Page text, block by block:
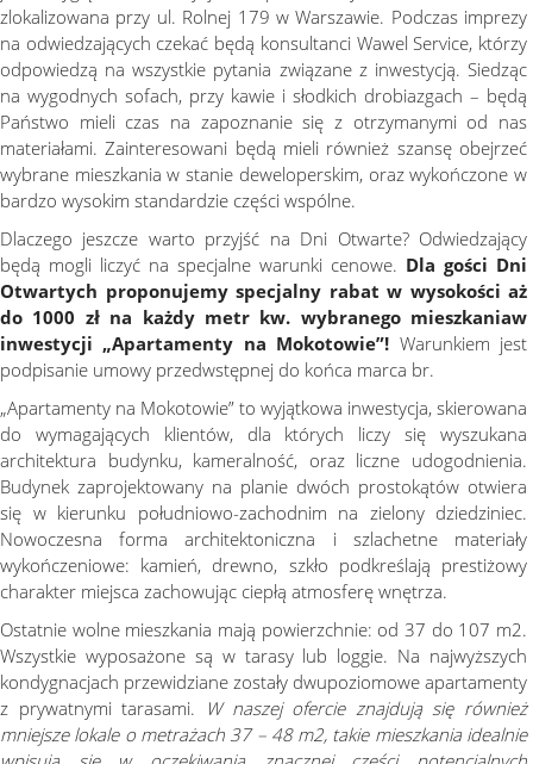
zlokalizowana przy ul. Rolnej 179 w Warszawie. Podczas imprezy
na odwiedzających czekać będą konsultanci Wawel Service, którzy
odpowiedzą na wszystkie pytania związane z inwestycją. Siedząc
na wygodnych sofach, przy kawie i słodkich drobiazgach – będą
Państwo mieli czas na zapoznanie się z otrzymanymi od nas
materiałami. Zainteresowani będą mieli również szansę obejrzeć
wybrane mieszkania w stanie deweloperskim, oraz wykończone w
bardzo wysokim standardzie części wspólne.
Dlaczego jeszcze warto przyjść na Dni Otwarte? Odwiedzający
będą mogli liczyć na specjalne warunki cenowe. Dla gości Dni
Otwartych proponujemy specjalny rabat w wysokości aż
do 1000 zł na każdy metr kw. wybranego mieszkaniaw
inwestycji „Apartamenty na Mokotowie”! Warunkiem jest
podpisanie umowy przedwstępnej do końca marca br.
„Apartamenty na Mokotowie” to wyjątkowa inwestycja, skierowana
do wymagających klientów, dla których liczy się wyszukana
architektura budynku, kameralność, oraz liczne udogodnienia.
Budynek zaprojektowany na planie dwóch prostokątów otwiera
się w kierunku południowo-zachodnim na zielony dziedziniec.
Nowoczesna forma architektoniczna i szlachetne materiały
wykończeniowe: kamień, drewno, szkło podkreślają prestiżowy
charakter miejsca zachowując ciepłą atmosferę wnętrza.
Ostatnie wolne mieszkania mają powierzchnie: od 37 do 107 m2.
Wszystkie wyposażone są w tarasy lub loggie. Na najwyższych
kondygnacjach przewidziane zostały dwupoziomowe apartamenty
z prywatnymi tarasami.
W naszej ofercie znajdują się również
mniejsze lokale o metrażach 37 – 48 m2, takie mieszkania idealnie